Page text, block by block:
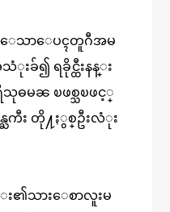
ဟူေသာေပၚတူဂီအမ
းခ်၍ ရခိုင္ထီးနန္း
သုဓမၼ ၿဖစ္သၿဖင့္
ႀကီး တို႔ႏွစ္ဦးလံုး
း၏သားေစာလူးမ